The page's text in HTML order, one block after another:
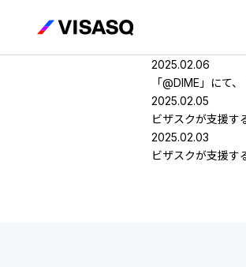
2025.02.06
「@DIME」にて
2025.02.05
ビザスクが支援す
2025.02.03
ビザスクが支援す